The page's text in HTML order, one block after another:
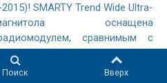
SMARTY Trend Wide Ultra-
оснащена
сравнимым с
радиоприемником, он
станции без помех. Система
Поиск Вверх